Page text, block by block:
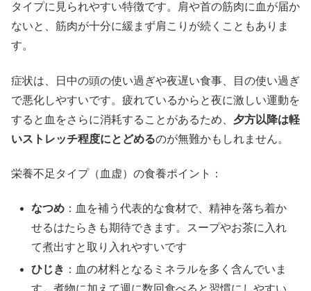
タイプに見られやすい特徴です。肩や首の筋肉に血が届か
ないと、筋肉が十分に緩まず肩こりが続くこともありま
す。
症状は、日中の頭の使い過ぎや夜遅い食事、目の使い過ぎ
で悪化しやすいです。疲れているからと夜に激しい運動を
すると血をさらに消耗することがあるため、 夕方以降は軽
いストレッチ程度にとどめるのが無難かもしれません。
栄養不足タイプ（血虚）の食養ポイント：
なつめ ：血を補う代表的な食材で、精神を落ち着か
せるはたらきも期待できます。スープやお茶に入れ
て煮出すと取り入れやすいです
ひじき ：血の材料となるミネラルを多く含んでいま
す。煮物に加えて週に数回食べると習慣にしやすい